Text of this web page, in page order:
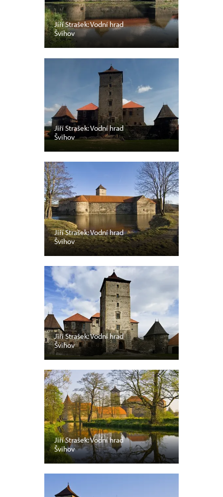
Jiří Strašek: Vodní hrad
Švihov
Jiří Strašek: Vodní hrad
Švihov
Jiří Strašek: Vodní hrad
Švihov
Jiří Strašek: Vodní hrad
Švihov
Jiří Strašek: Vodní hrad
Švihov